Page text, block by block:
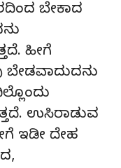
ಬೇಕಾದ
ಹೀಗೆ
ಉಸಿರಾಡುವ
ಇಡೀ ದೇಹ